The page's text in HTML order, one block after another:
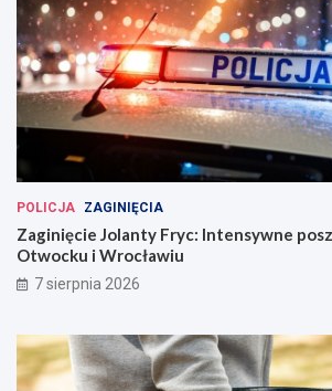
POLICJA ZAGINIĘCIA
Zaginięcie Jolanty Fryc: Intensywne
Otwocku i Wrocławiu
7 sierpnia 2026